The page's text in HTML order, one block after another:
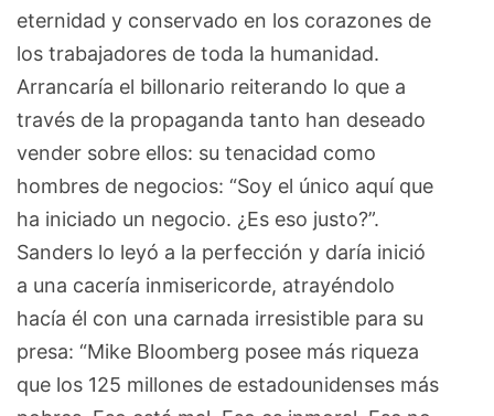
eternidad y conservado en los corazones de
los trabajadores de toda la humanidad.
Arrancaría el billonario reiterando lo que a
través de la propaganda tanto han deseado
vender sobre ellos: su tenacidad como
hombres de negocios: “Soy el único aquí que
ha iniciado un negocio. ¿Es eso justo?”.
Sanders lo leyó a la perfección y daría inició
a una cacería inmisericorde, atrayéndolo
hacía él con una carnada irresistible para su
presa: “Mike Bloomberg posee más riqueza
que los 125 millones de estadounidenses más